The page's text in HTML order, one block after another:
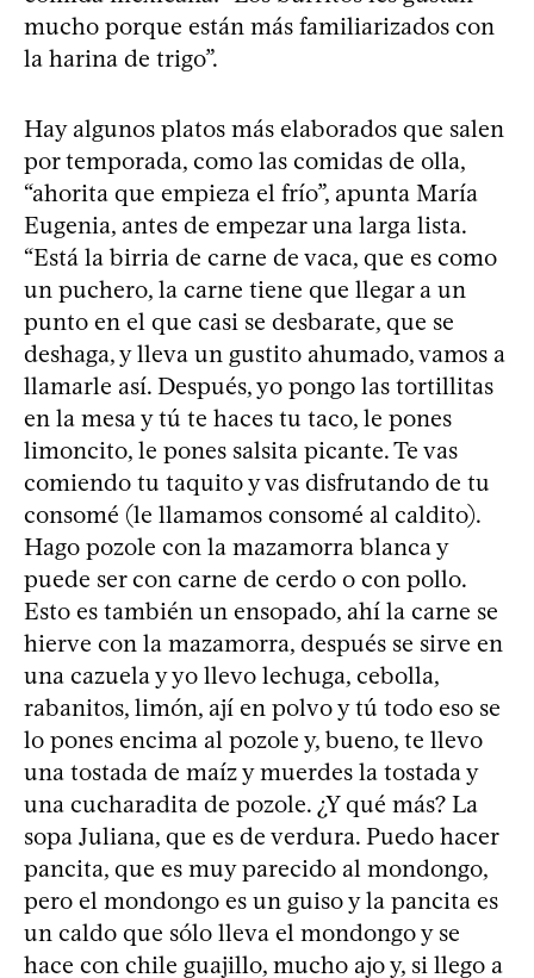
mucho porque están más familiarizados con
la harina de trigo”.
Hay algunos platos más elaborados que salen
por temporada, como las comidas de olla,
“ahorita que empieza el frío”, apunta María
Eugenia, antes de empezar una larga lista.
“Está la birria de carne de vaca, que es como
un puchero, la carne tiene que llegar a un
punto en el que casi se desbarate, que se
deshaga, y lleva un gustito ahumado, vamos a
llamarle así. Después, yo pongo las tortillitas
en la mesa y tú te haces tu taco, le pones
limoncito, le pones salsita picante. Te vas
comiendo tu taquito y vas disfrutando de tu
consomé (le llamamos consomé al caldito).
Hago pozole con la mazamorra blanca y
puede ser con carne de cerdo o con pollo.
Esto es también un ensopado, ahí la carne se
hierve con la mazamorra, después se sirve en
una cazuela y yo llevo lechuga, cebolla,
rabanitos, limón, ají en polvo y tú todo eso se
lo pones encima al pozole y, bueno, te llevo
una tostada de maíz y muerdes la tostada y
una cucharadita de pozole. ¿Y qué más? La
sopa Juliana, que es de verdura. Puedo hacer
pancita, que es muy parecido al mondongo,
pero el mondongo es un guiso y la pancita es
un caldo que sólo lleva el mondongo y se
hace con chile guajillo, mucho ajo y, si llego a